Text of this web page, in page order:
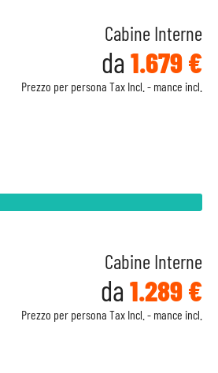
Cabine Interne
da 1.679 €
Prezzo per persona Tax Incl. - mance incl.
Cabine Interne
da 1.289 €
Prezzo per persona Tax Incl. - mance incl.